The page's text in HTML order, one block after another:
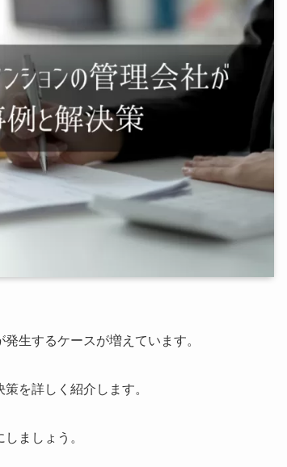
生するケースが増えています。
を詳しく紹介します。
ましょう。